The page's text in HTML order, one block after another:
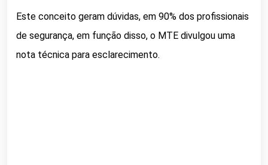
Este conceito geram dúvidas, em 90% dos profissionais
de segurança, em função disso, o MTE divulgou uma
nota técnica para esclarecimento.